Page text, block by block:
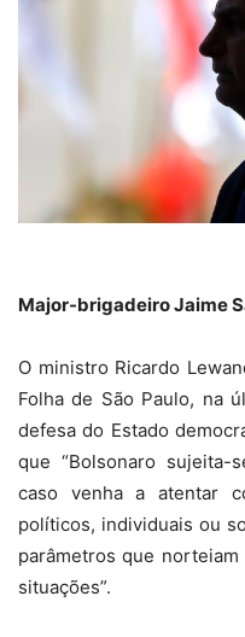
Major-brigadeiro Jaime
O ministro Ricardo
Folha de São Paulo, na
defesa do Estado
que “Bolsonaro sujeita-
caso venha a atentar
políticos, individuais ou
parâmetros que
situações”.